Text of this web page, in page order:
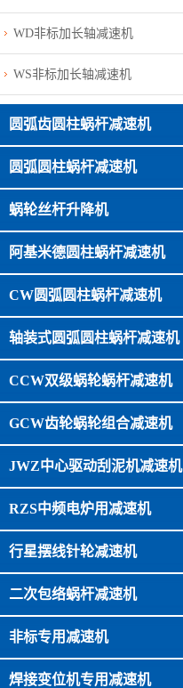
WD非标加长轴减速机
WS非标加长轴减速机
圆弧齿圆柱蜗杆减速机
圆弧圆柱蜗杆减速机
蜗轮丝杆升降机
阿基米德圆柱蜗杆减速机
CW圆弧圆柱蜗杆减速机
轴装式圆弧圆柱蜗杆减速机
CCW双级蜗轮蜗杆减速机
GCW齿轮蜗轮组合减速机
JWZ中心驱动刮泥机减速机
RZS中频电炉用减速机
行星摆线针轮减速机
二次包络蜗杆减速机
非标专用减速机
焊接变位机专用减速机